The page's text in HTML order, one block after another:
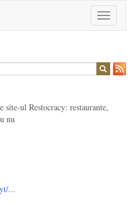
Toggle
navigation
ul Restocracy: restaurante,
nu
...